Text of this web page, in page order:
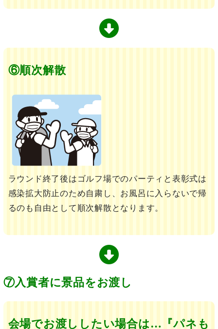
⑥順次解散
ラウンド終了後はゴルフ場でのパーティと表彰式は
感染拡大防止のため自粛し、お風呂に入らないで帰
るのも自由として順次解散となります。
⑦入賞者に景品をお渡し
会場でお渡ししたい場合は…『パネも